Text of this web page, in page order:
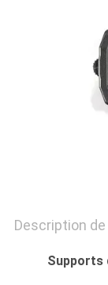
Description
Supports